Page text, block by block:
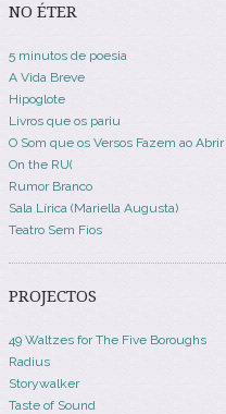
NO ÉTER
5 minutos de poesia
A Vida Breve
Hipoglote
Livros que os pariu
O Som que os Versos Fazem ao Abrir
On the RU(
Rumor Branco
Sala Lírica (Mariella Augusta)
Teatro Sem Fios
PROJECTOS
49 Waltzes for The Five Boroughs
Radius
Storywalker
Taste of Sound